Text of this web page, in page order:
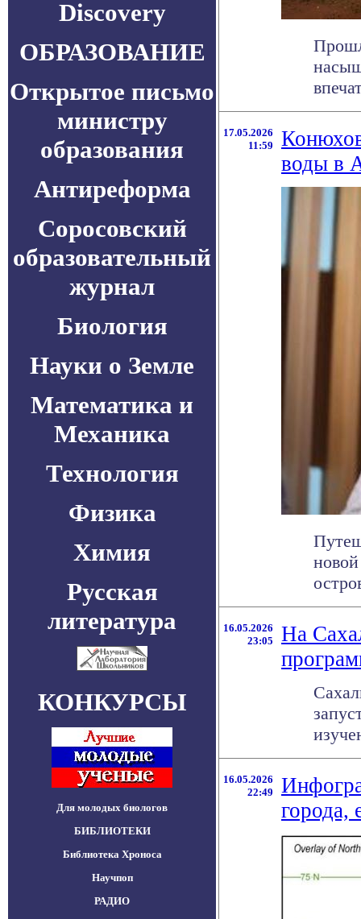
Discovery
ОБРАЗОВАНИЕ
Открытое письмо
министру
образования
Антиреформа
Соросовский
образовательный
журнал
Биология
Науки о Земле
Математика и
Механика
Технология
Физика
Химия
Русская
литература
КОНКУРСЫ
Для молодых биологов
БИБЛИОТЕКИ
Библиотека Хроноса
Научпоп
РАДИО
17.05.2026
11:59
воды в
16.05.2026
23:05
На
16.05.2026
22:49
города,